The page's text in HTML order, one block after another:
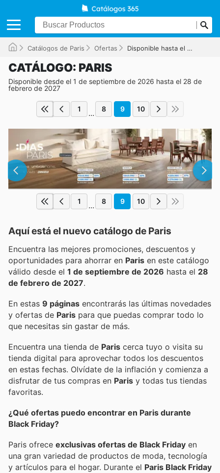
Catálogos de Paris Ofertas Disponible hasta el 28-02-2027
CATÁLOGO: PARIS
Disponible desde el 1 de septiembre de 2026 hasta el 28 de
febrero de 2027
1 ... 8 9 10
1 ... 8 9 10
Aquí está el nuevo catálogo de Paris
Encuentra las mejores promociones, descuentos y
oportunidades para ahorrar en Paris en este catálogo
válido desde el 1 de septiembre de 2026 hasta el 28
de febrero de 2027.
En estas 9 páginas encontrarás las últimas novedades
y ofertas de Paris para que puedas comprar todo lo
que necesitas sin gastar de más.
Encuentra una tienda de Paris cerca tuyo o visita su
tienda digital para aprovechar todos los descuentos
en estas fechas. Olvídate de la inflación y comienza a
disfrutar de tus compras en Paris y todas tus tiendas
favoritas.
¿Qué ofertas puedo encontrar en Paris durante
Black Friday?
Paris ofrece exclusivas ofertas de Black Friday en
una gran variedad de productos de moda, tecnología
y artículos para el hogar. Durante el Paris Black Friday